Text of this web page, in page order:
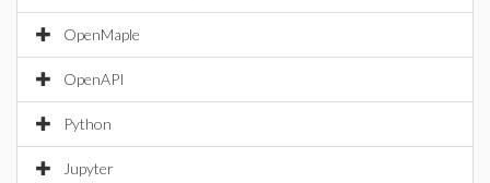
OpenMaple
OpenAPI
Python
Jupyter